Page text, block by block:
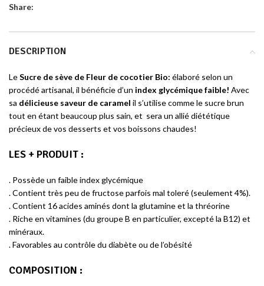
Share:
DESCRIPTION
LeSucre de sève de Fleur de cocotier Bio: élaboré selon un
procédé artisanal, il bénéficie d’un index glycémique faible! Avec
sa délicieuse saveur de caramel il s’utilise comme le sucre brun
tout en étant beaucoup plus sain, et sera un allié diététique
précieux de vos desserts et vos boissons chaudes!
LES + PRODUIT :
. Possède un faible index glycémique
. Contient très peu de fructose parfois mal toleré (seulement 4%).
. Contient 16 acides aminés dont la glutamine et la thréorine
. Riche en vitamines (du groupe B en particulier, excepté la B12) et
minéraux.
. Favorables au contrôle du diabète ou de l’obésité
COMPOSITION :